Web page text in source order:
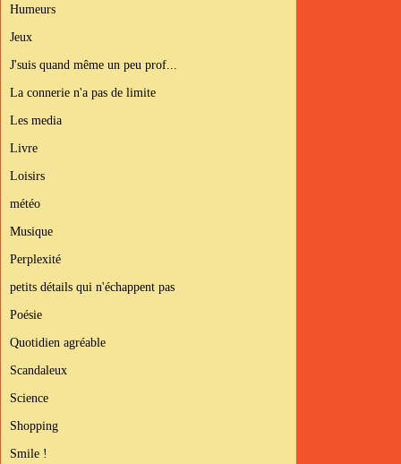
Humeurs
Jeux
J'suis quand même un peu prof...
La connerie n'a pas de limite
Les media
Livre
Loisirs
météo
Musique
Perplexité
petits détails qui n'échappent pas
Poésie
Quotidien agréable
Scandaleux
Science
Shopping
Smile !